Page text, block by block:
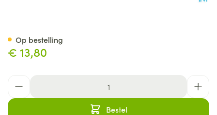
€ 13,80
Bestel
Op bestelling